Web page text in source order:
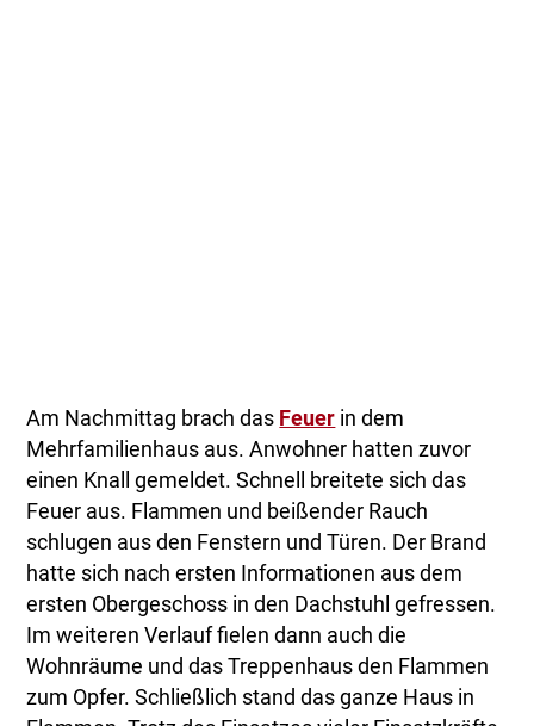
Am Nachmittag brach das Feuer in dem
Mehrfamilienhaus aus. Anwohner hatten zuvor
einen Knall gemeldet. Schnell breitete sich das
Feuer aus. Flammen und beißender Rauch
schlugen aus den Fenstern und Türen. Der Brand
hatte sich nach ersten Informationen aus dem
ersten Obergeschoss in den Dachstuhl gefressen.
Im weiteren Verlauf fielen dann auch die
Wohnräume und das Treppenhaus den Flammen
zum Opfer. Schließlich stand das ganze Haus in